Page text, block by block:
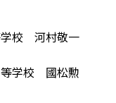
学校 河村敬一
等学校 國松勲